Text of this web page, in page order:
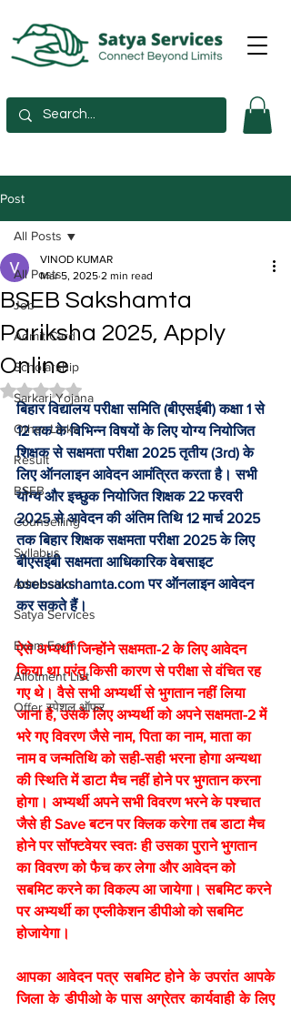
Post
All Posts
Job
Admit Card
Scholarship
Sarkari Yojana
Other Links
Result
BSEB
Counselling
Syllabus
Admission
Satya Services
Exam Form
Allotment List
Offer स्पेशल ऑफर
All Posts
BSEB Sakshamta
Pariksha 2025, Apply
Online
VINOD KUMAR
Mar 5, 2025 2 min read
Rated NaN out of 5 stars.
बिहार विद्यालय परीक्षा समिति (बीएसईबी) कक्षा 1 से
12 तक के विभिन्न विषयों के लिए योग्य नियोजित
शिक्षक से सक्षमता परीक्षा 2025 तृतीय (3rd) के
लिए ऑनलाइन आवेदन आमंत्रित करता है। सभी
योग्य और इच्छुक नियोजित शिक्षक 22 फरवरी
2025 से आवेदन की अंतिम तिथि 12 मार्च 2025
तक बिहार शिक्षक सक्षमता परीक्षा 2025 के लिए
बीएसईबी सक्षमता आधिकारिक वेबसाइट
bsebsakshamta.com पर ऑनलाइन आवेदन
कर सकते हैं।
ऐसे अभ्यर्थी जिन्होंने सक्षमता-2 के लिए आवेदन
किया था परंतु किसी कारण से परीक्षा से वंचित रह
गए थे। वैसे सभी अभ्यर्थी से भुगतान नहीं लिया
जाना है, उसके लिए अभ्यर्थी को अपने सक्षमता-2 में
भरे गए विवरण जैसे नाम, पिता का नाम, माता का
नाम व जन्मतिथि को सही-सही भरना होगा अन्यथा
की स्थिति में डाटा मैच नहीं होने पर भुगतान करना
होगा। अभ्यर्थी अपने सभी विवरण भरने के पश्चात
जैसे ही Save बटन पर क्लिक करेगा तब डाटा मैच
होने पर सॉफ्टवेयर स्वतः ही उसका पुराने भुगतान
का विवरण को फैच कर लेगा और आवेदन को
सबमिट करने का विकल्प आ जायेगा। सबमिट करने
पर अभ्यर्थी का एप्लीकेशन डीपीओ को सबमिट
होजायेगा।
आपका आवेदन पत्र सबमिट होने के उपरांत आपके
जिला के डीपीओ के पास अग्रेतर कार्यवाही के लिए